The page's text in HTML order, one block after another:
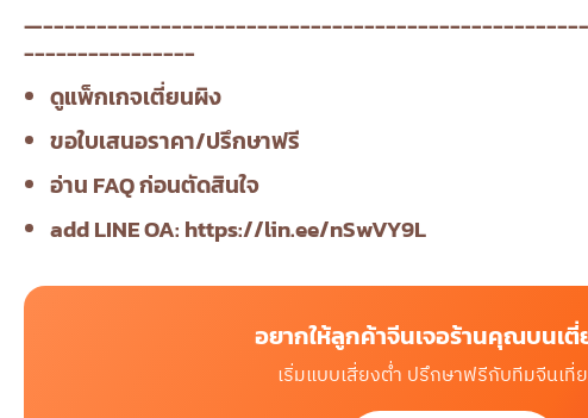
----------------
ดูแพ็กเกจเตี่ยนผิง
ขอใบเสนอราคา/ปรึกษาฟรี
อ่าน FAQ ก่อนตัดสินใจ
add LINE OA: https://lin.ee/nSwVY9L
อยากให้ลูกค้าจีนเจอร้านคุณบนเ
เริ่มแบบเสี่ยงต่ำ ปรึกษาฟรีกับทีมจีนเที่